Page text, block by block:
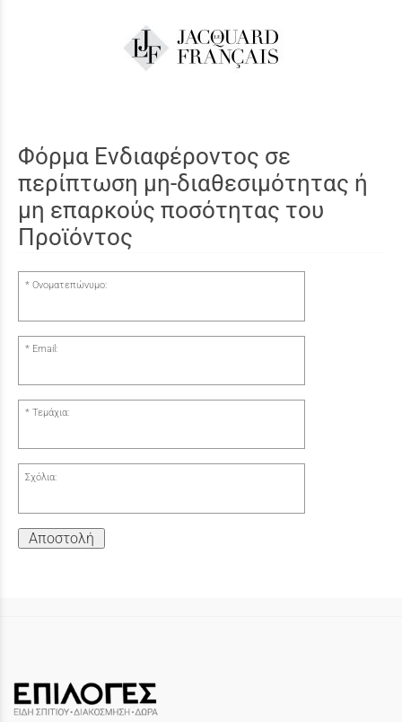
Φόρμα Ενδιαφέροντος σε
περίπτωση μη-διαθεσιμότητας ή
μη επαρκούς ποσότητας του
Προϊόντος
Ονοματεπώνυμο:
Email:
Τεμάχια:
Σχόλια:
Αποστολή